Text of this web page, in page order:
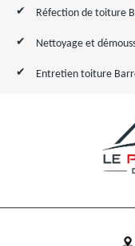
Réfection de toiture
Nettoyage et
Entretien toiture